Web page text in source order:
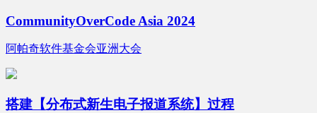
CommunityOverCode Asia 2024
阿帕奇软件基金会亚洲大会
搭建【分布式新生电子报道系统】过程